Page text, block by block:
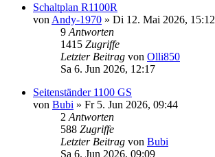
Schaltplan R1100R
von Andy-1970 » Di 12. Mai 2026, 15:12
9 Antworten
1415 Zugriffe
Letzter Beitrag von Olli850
Sa 6. Jun 2026, 12:17
Seitenständer 1100 GS
von Bubi » Fr 5. Jun 2026, 09:44
2 Antworten
588 Zugriffe
Letzter Beitrag von Bubi
Sa 6. Jun 2026, 09:09